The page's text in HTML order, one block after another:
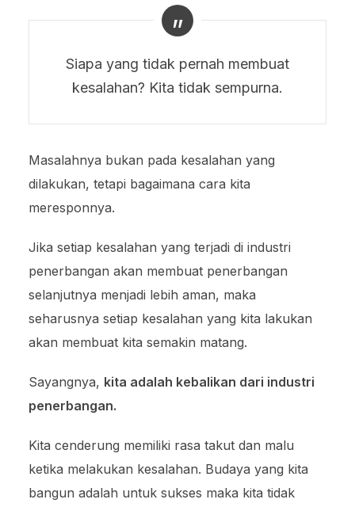
Siapa yang tidak pernah membuat
kesalahan? Kita tidak sempurna.
Masalahnya bukan pada kesalahan yang
dilakukan, tetapi bagaimana cara kita
meresponnya.
Jika setiap kesalahan yang terjadi di industri
penerbangan akan membuat penerbangan
selanjutnya menjadi lebih aman, maka
seharusnya setiap kesalahan yang kita lakukan
akan membuat kita semakin matang.
Sayangnya, kita adalah kebalikan dari industri
penerbangan.
Kita cenderung memiliki rasa takut dan malu
ketika melakukan kesalahan. Budaya yang kita
bangun adalah untuk sukses maka kita tidak